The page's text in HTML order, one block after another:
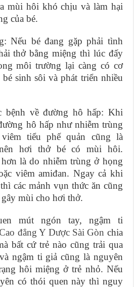
mùi hôi khó chịu và làm hại
của bé.
Nếu bé đang gặp phải tình
thở bằng miệng thì lúc đấy
môi trường lại càng có cơ
sinh sôi và phát triển nhiều
bệnh về đường hô hấp: Khi
hô hấp như nhiễm trùng
tiểu phế quản cũng là
hơi thở bé có mùi hôi.
là do nhiễm trùng ở họng
viêm amiđan. Ngay cả khi
các mảnh vụn thức ăn cũng
mùi cho hơi thở.
mút ngón tay, ngậm ti
đẳng Y Dược Sài Gòn chia
bất cứ trẻ nào cũng trải qua
ngậm ti giả cũng là nguyên
hôi miệng ở trẻ nhỏ. Nếu
có thói quen này thì nguy